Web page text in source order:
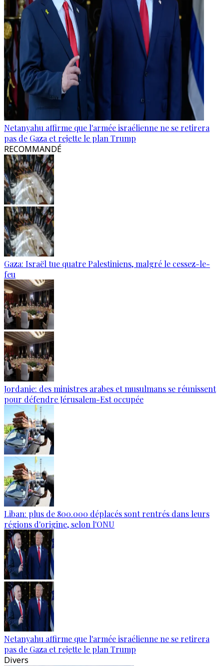
Netanyahu affirme que l'armée israélienne ne se retirera
pas de Gaza et rejette le plan Trump
RECOMMANDÉ
Gaza: Israël tue quatre Palestiniens, malgré le cessez-le-
feu
Jordanie: des ministres arabes et musulmans se réunissent
pour défendre Jérusalem-Est occupée
Liban: plus de 800.000 déplacés sont rentrés dans leurs
régions d'origine, selon l'ONU
Netanyahu affirme que l'armée israélienne ne se retirera
pas de Gaza et rejette le plan Trump
Divers